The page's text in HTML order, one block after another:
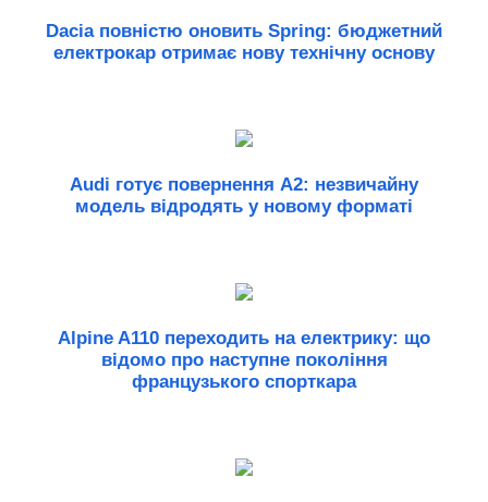
Dacia повністю оновить Spring: бюджетний
електрокар отримає нову технічну основу
Audi готує повернення A2: незвичайну
модель відродять у новому форматі
Alpine A110 переходить на електрику: що
відомо про наступне покоління
французького спорткара